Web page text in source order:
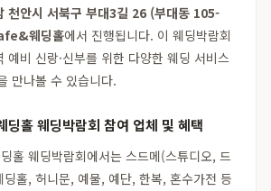
천안시 서북구 부대3길 26 (부대동 105-
웨딩홀에서 진행됩니다. 이 웨딩박람회
예비 신랑·신부를 위한 다양한 웨딩 서비스
만나볼 수 있습니다.
딩홀 웨딩박람회 참여 업체 및 혜택
홀 웨딩박람회에서는 스드메(스튜디오, 드
홀, 허니문, 예물, 예단, 한복, 혼수가전 등